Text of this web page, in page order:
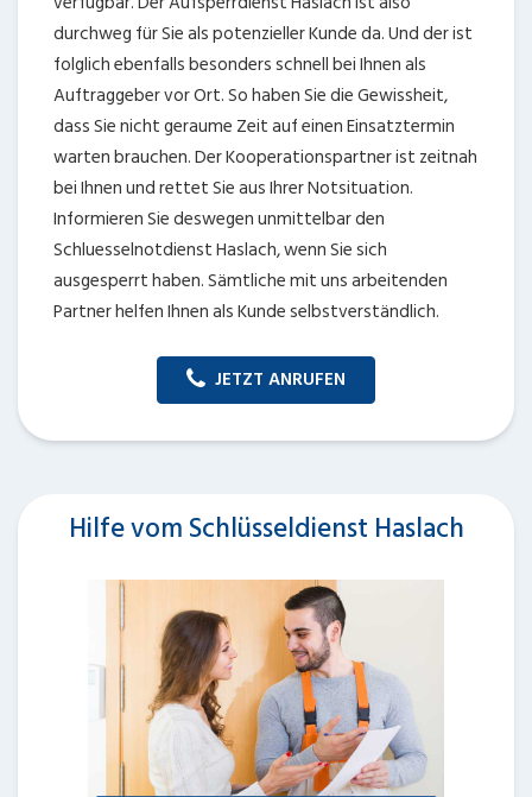
durchweg für Sie als potenzieller Kunde da. Und der ist
folglich ebenfalls besonders schnell bei Ihnen als
Auftraggeber vor Ort. So haben Sie die Gewissheit,
dass Sie nicht geraume Zeit auf einen Einsatztermin
warten brauchen. Der Kooperationspartner ist zeitnah
bei Ihnen und rettet Sie aus Ihrer Notsituation.
Informieren Sie deswegen unmittelbar den
Schluesselnotdienst Haslach, wenn Sie sich
ausgesperrt haben. Sämtliche mit uns arbeitenden
Partner helfen Ihnen als Kunde selbstverständlich.
JETZT ANRUFEN
Hilfe vom Schlüsseldienst Haslach